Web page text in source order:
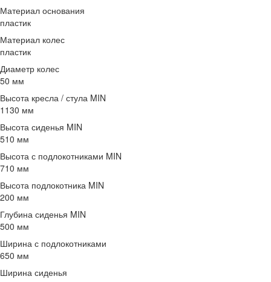
Материал основания
пластик
Материал колес
пластик
Диаметр колес
50 мм
Высота кресла / стула MIN
1130 мм
Высота сиденья MIN
510 мм
Высота с подлокотниками MIN
710 мм
Высота подлокотника MIN
200 мм
Глубина сиденья MIN
500 мм
Ширина с подлокотниками
650 мм
Ширина сиденья